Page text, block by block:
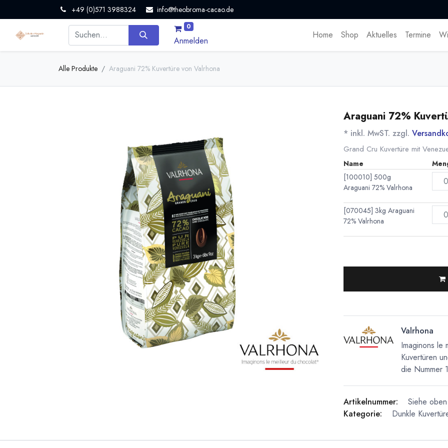
+49 (0)571 3988324 info@theobroma-cacao.de
0
Anmelden
Home Shop Aktuelles Termine
Alle Produkte Araguani 72% Kuvertüre von Valrhona
Araguani 72%
* inkl. MwST. zzgl.
Grand Cru Kuvertüre mit
Name
[100010] 500g
Araguani 72% Valrhona
[070045] 3kg Araguani
72% Valrhona
Valrhona
Imaginons le
Kuvertüren
die Nummer
Artikelnummer:
Siehe
Kategorie:
Dunkle